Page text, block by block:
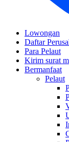
Lowongan
Daftar
Para Pelaut
Kirim surat
Bermanfaat
Pelaut